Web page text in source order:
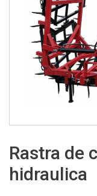
Rastra de
hidraulica